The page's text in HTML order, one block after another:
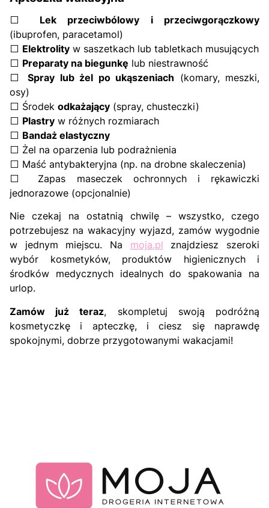
⬜ Lek przeciwbólowy i przeciwgorączkowy
(ibuprofen, paracetamol)
⬜ Elektrolity w saszetkach lub tabletkach musujących
⬜ Preparaty na biegunkę lub niestrawność
⬜ Spray lub żel po ukąszeniach (komary, meszki,
osy)
⬜ Środek odkażający (spray, chusteczki)
⬜ Plastry w różnych rozmiarach
⬜ Bandaż elastyczny
⬜ Żel na oparzenia lub podrażnienia
⬜ Maść antybakteryjna (np. na drobne skaleczenia)
⬜ Zapas maseczek ochronnych i rękawiczki
jednorazowe (opcjonalnie)
Nie czekaj na ostatnią chwilę – wszystko, czego
potrzebujesz na wakacyjny wyjazd, zamów wygodnie
w jednym miejscu. Na moja.pl znajdziesz szeroki
wybór kosmetyków, produktów higienicznych i
środków medycznych idealnych do spakowania na
urlop.
Zamów już teraz, skompletuj swoją podróżną
kosmetyczkę i apteczkę, i ciesz się naprawdę
spokojnymi, dobrze przygotowanymi wakacjami!